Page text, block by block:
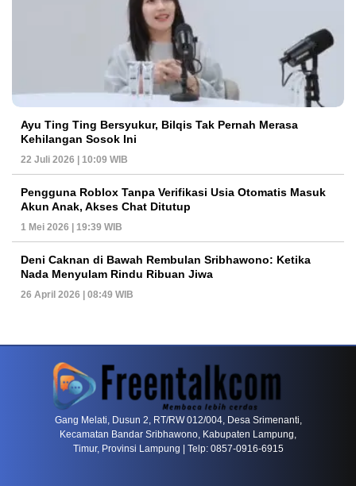
Ayu Ting Ting Bersyukur, Bilqis Tak Pernah Merasa
Kehilangan Sosok Ini
22 Juli 2026 | 10:09 WIB
Pengguna Roblox Tanpa Verifikasi Usia Otomatis Masuk
Akun Anak, Akses Chat Ditutup
1 Mei 2026 | 19:39 WIB
Deni Caknan di Bawah Rembulan Sribhawono: Ketika
Nada Menyulam Rindu Ribuan Jiwa
26 April 2026 | 08:49 WIB
PETIR800 LOGIN Mengapa Blackjack Masih Menjadi Pilihan
Gang Melati, Dusun 2, RT/RW 012/004, Desa Srimenanti,
Kecamatan Bandar Sribhawono, Kabupaten Lampung,
Timur, Provinsi Lampung | Telp: 0857-0916-6915